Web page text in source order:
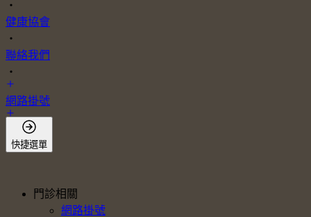
・
健康協會
・
聯絡我們
・
網路掛號
會員登入
快捷選單
門診相關
網路掛號